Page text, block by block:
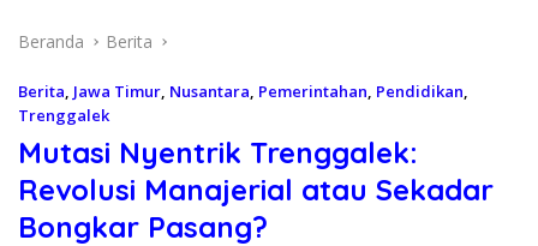
Beranda Berita
Berita Jawa Timur Nusantara Pemerintahan Pendidikan
Trenggalek
Mutasi Nyentrik Trenggalek:
Revolusi Manajerial atau Sekadar
Bongkar Pasang?